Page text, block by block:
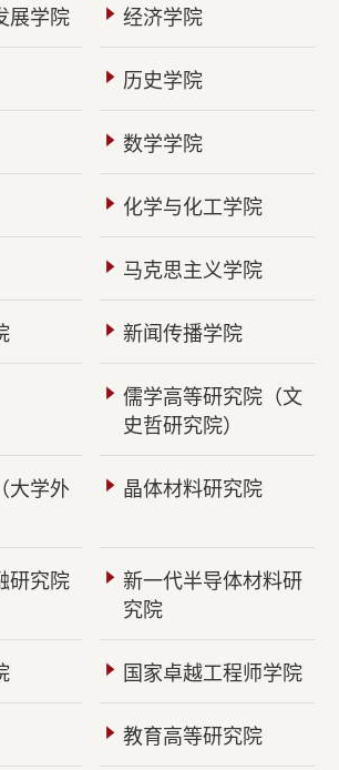
展学院 经济学院
历史学院
数学学院
化学与化工学院
马克思主义学院
新闻传播学院
儒学高等研究院（文
史哲研究院）
大学外
晶体材料研究院
研究院
新一代半导体材料研
究院
国家卓越工程师学院
教育高等研究院